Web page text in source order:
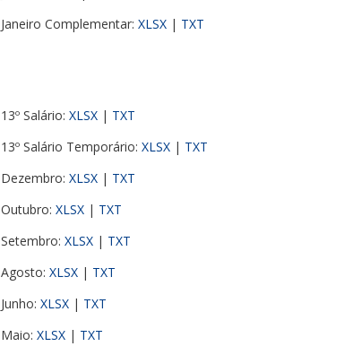
Janeiro Complementar: XLSX | TXT
13º Salário: XLSX | TXT
13º Salário Temporário: XLSX | TXT
Dezembro: XLSX | TXT
Outubro: XLSX | TXT
Setembro: XLSX | TXT
Agosto: XLSX | TXT
Junho: XLSX | TXT
Maio: XLSX | TXT